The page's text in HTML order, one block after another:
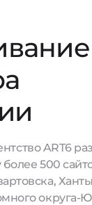
ART6
500
округа-